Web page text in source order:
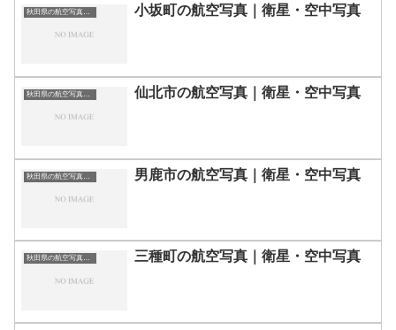
小坂町の航空写真｜衛星・空中写真
仙北市の航空写真｜衛星・空中写真
男鹿市の航空写真｜衛星・空中写真
秋田県の航空写真・空中写真 三種町の航空写真｜衛星・空中写真